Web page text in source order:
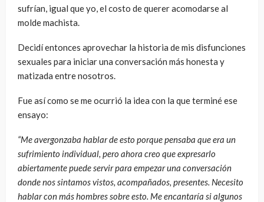
sufrían, igual que yo, el costo de querer acomodarse al
molde machista.
Decidí entonces aprovechar la historia de mis disfunciones
sexuales para iniciar una conversación más honesta y
matizada entre nosotros.
Fue así como se me ocurrió la idea con la que terminé ese
ensayo:
“Me avergonzaba hablar de esto porque pensaba que era un
sufrimiento individual, pero ahora creo que expresarlo
abiertamente puede servir para empezar una conversación
donde nos sintamos vistos, acompañados, presentes. Necesito
hablar con más hombres sobre esto. Me encantaría si algunos